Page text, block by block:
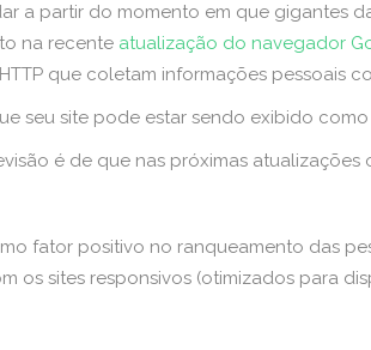
a partir do momento em que gigantes
na recente atualização do navegador
que coletam informações pessoais
seu site pode estar sendo exibido como
é de que nas próximas
fator positivo no ranqueamento das
os sites responsivos (otimizados para